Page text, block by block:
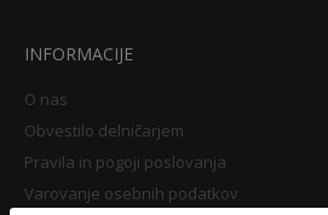
INFORMACIJE
O nas
Obvestilo delničarjem
Pravila in pogoji poslovanja
Varovanje osebnih podatkov